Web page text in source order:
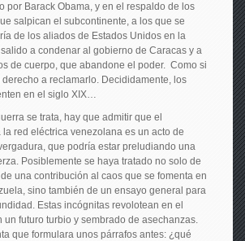
por Barack Obama, y en el respaldo de los
salpican el subcontinente, a los que se
de los aliados de Estados Unidos en la
a condenar al gobierno de Caracas y a
de cuerpo, que abandone el poder. Como si
derecho a reclamarlo. Decididamente, los
en el siglo XIX…
se trata, hay que admitir que el
red eléctrica venezolana es un acto de
que podría estar preludiando una
Posiblemente se haya tratado no solo de
una contribución al caos que se fomenta en
sino también de un ensayo general para
Estas incógnitas revolotean en el
un futuro turbio y sembrado de asechanzas.
que formulara unos párrafos antes: ¿qué